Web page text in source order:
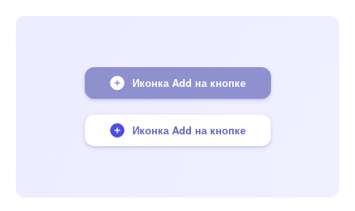
Иконка Add на кнопке
Иконка Add на кнопке